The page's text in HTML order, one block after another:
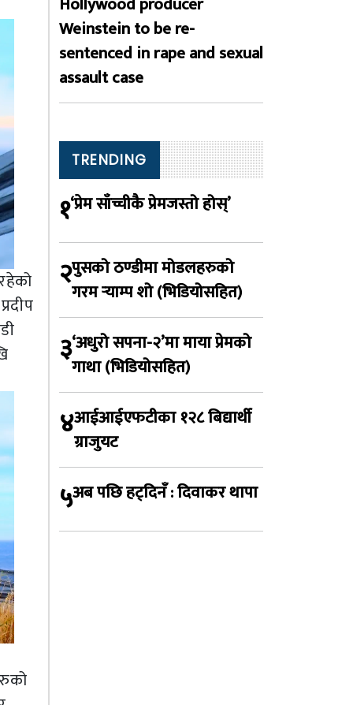
Weinstein to be re-
sentenced in rape and sexual
assault case
TRENDING
१‘प्रेम साँच्चीकै प्रेमजस्तो होस्’
२पुसको ठण्डीमा मोडलहरुको
गरम र्‍याम्प शो (भिडियोसहित)
३‘अधुरो सपना-२’मा माया प्रेमको
गाथा (भिडियोसहित)
४आईआईएफटीका १२८ बिद्यार्थी
ग्राजुयट
५अब पछि हट्दिनँ : दिवाकर थापा